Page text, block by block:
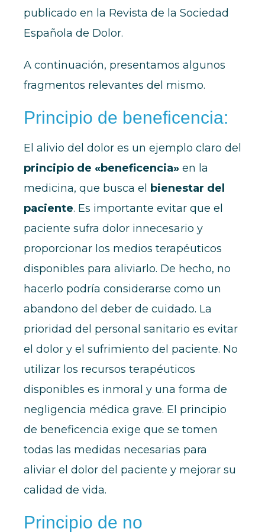
publicado en la Revista de la Sociedad
Española de Dolor.
A continuación, presentamos algunos
fragmentos relevantes del mismo.
Principio de beneficencia:
El alivio del dolor es un ejemplo claro del
principio de «beneficencia» en la
medicina, que busca el
bienestar del
paciente. Es importante evitar que el
paciente sufra dolor innecesario y
proporcionar los medios terapéuticos
disponibles para aliviarlo. De hecho, no
hacerlo podría considerarse como un
abandono del deber de cuidado. La
prioridad del personal sanitario es evitar
el dolor y el sufrimiento del paciente. No
utilizar los recursos terapéuticos
disponibles es inmoral y una forma de
negligencia médica grave. El principio
de beneficencia exige que se tomen
todas las medidas necesarias para
aliviar el dolor del paciente y mejorar su
calidad de vida.
Principio de no